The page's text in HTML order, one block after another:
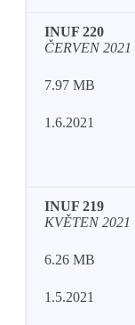
INUF 220
ČERVEN 2021
7.97 MB
1.6.2021
INUF 219
KVĚTEN 2021
6.26 MB
1.5.2021